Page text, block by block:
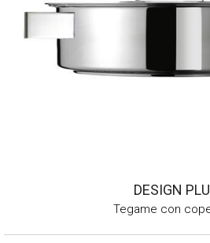
DESIGN
Tegame con